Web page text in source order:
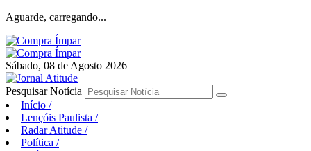
Aguarde, carregando...
Sábado, 08 de Agosto 2026
Pesquisar Notícia
Início /
Lençóis Paulista /
Radar Atitude /
Política /